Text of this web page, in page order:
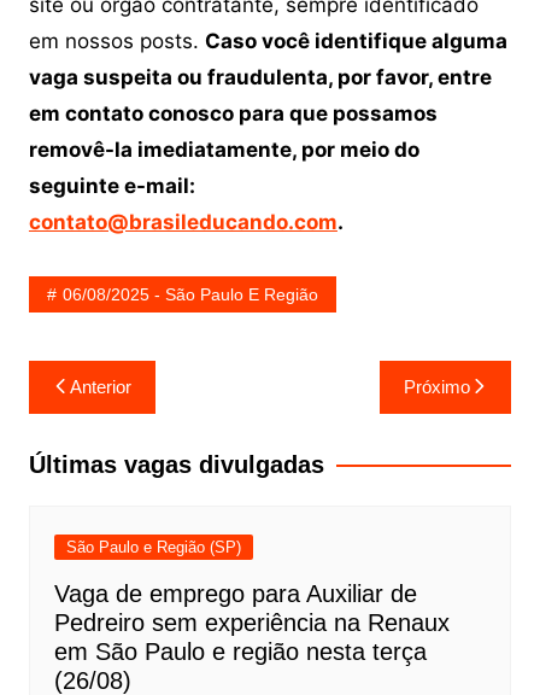
em nossos posts. Caso você identifique alguma
vaga suspeita ou fraudulenta, por favor, entre
em contato conosco para que possamos
removê-la imediatamente, por meio do
seguinte e-mail:
contato@brasileducando.com.
06/08/2025 - São Paulo E Região
Navegação
de
Post
Anterior Próximo
Últimas vagas divulgadas
São Paulo e Região (SP)
Vaga de emprego para Auxiliar de
Pedreiro sem experiência na Renaux
em São Paulo e região nesta terça
(26/08)